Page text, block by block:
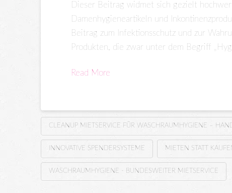
Dieser Beitrag widmet sich gezielt
Damenhygieneartikeln und
Beitrag zum Infektionsschutz und zur
Produkten, die zwar unter dem Begriff
Read More
CLEANUP MIETSERVICE FÜR WASCHRAUMHYGIENE –
INNOVATIVE SPENDERSYSTEME MIETEN STATT
WASCHRAUMHYGIENE - BUNDESWEITER MIETSERVICE